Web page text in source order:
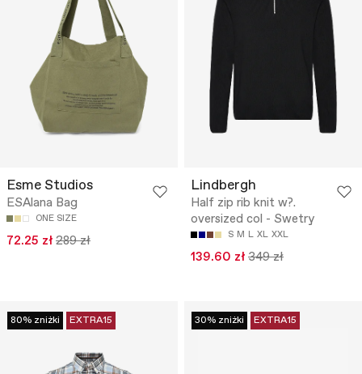
Esme Studios
ESAlana Bag
ONE SIZE
72.25 zł 289 zł
Lindbergh
Half zip rib knit w?.
oversized col - Swetry
S M L XL XXL
139.60 zł 349 zł
80% zniżki EXTRA15 30% zniżki EXTRA15